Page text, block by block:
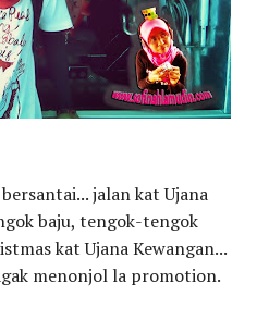
jalan kat Ujana
baju, tengok-tengok
kat Ujana Kewangan...
menonjol la promotion.